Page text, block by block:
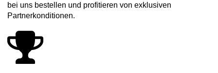
Insektenschutz
Smart-Home Lösungen
bei uns bestellen und profitieren von exklusiven
Partnerkonditionen.